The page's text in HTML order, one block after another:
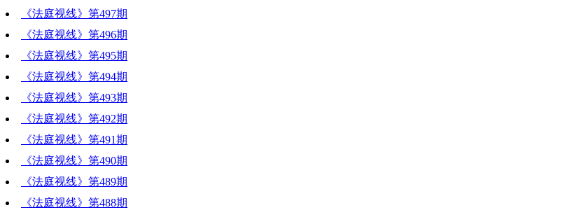
《法庭视线》第497期
《法庭视线》第496期
《法庭视线》第495期
《法庭视线》第494期
《法庭视线》第493期
《法庭视线》第492期
《法庭视线》第491期
《法庭视线》第490期
《法庭视线》第489期
《法庭视线》第488期